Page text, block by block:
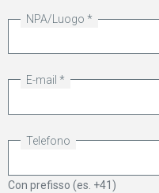
NPA/Luogo
E-mail
Telefono
Con prefisso (es. +41)